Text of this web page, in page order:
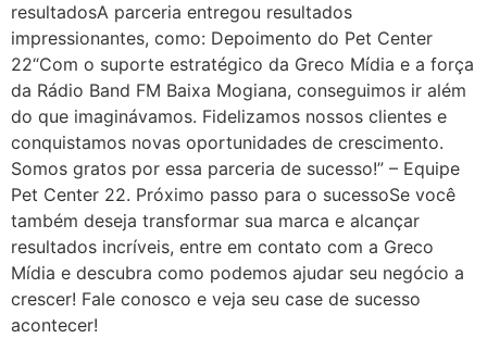
resultadosA parceria entregou resultados
impressionantes, como: Depoimento do Pet Center
22“Com o suporte estratégico da Greco Mídia e a força
da Rádio Band FM Baixa Mogiana, conseguimos ir além
do que imaginávamos. Fidelizamos nossos clientes e
conquistamos novas oportunidades de crescimento.
Somos gratos por essa parceria de sucesso!” – Equipe
Pet Center 22. Próximo passo para o sucessoSe você
também deseja transformar sua marca e alcançar
resultados incríveis, entre em contato com a Greco
Mídia e descubra como podemos ajudar seu negócio a
crescer! Fale conosco e veja seu case de sucesso
acontecer!